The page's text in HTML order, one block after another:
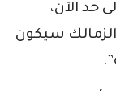
حد الآن،
سيكون